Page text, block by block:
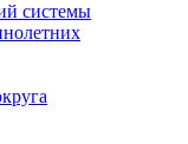
системы